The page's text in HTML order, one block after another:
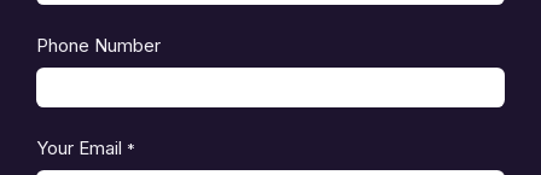
Phone Number
Your Email *